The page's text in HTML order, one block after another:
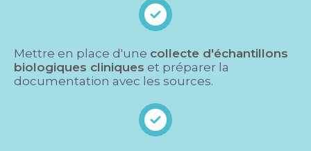
Mettre en place d'une collecte d'échantillons
biologiques cliniques et préparer la
documentation avec les sources.